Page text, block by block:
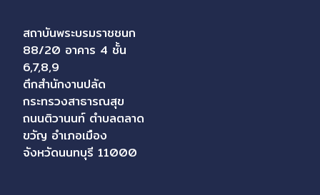
สถาบันพระบรมราชชนก
88/20 อาคาร 4 ชั้น
6,7,8,9
ตึกสำนักงานปลัด
กระทรวงสาธารณสุข
ถนนติวานนท์ ตำบลตลาด
ขวัญ อำเภอเมือง
จังหวัดนนทบุรี 11000